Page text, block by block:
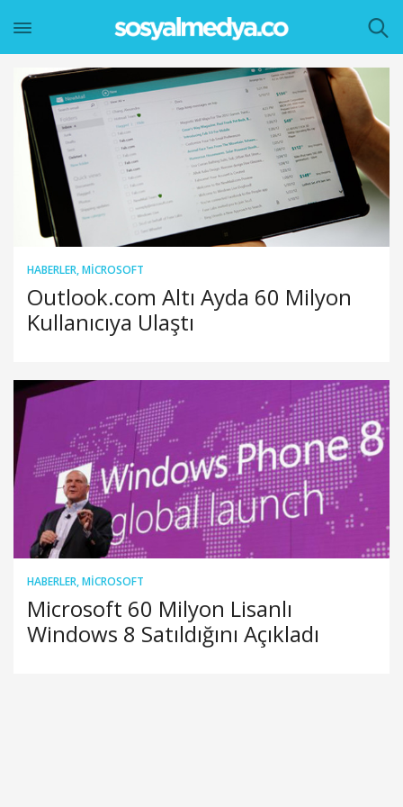
HABERLER,MICROSOFT
Outlook.com Altı Ayda 60 Milyon
Kullanıcıya Ulaştı
HABERLER,MICROSOFT
Microsoft 60 Milyon Lisanlı
Windows 8 Satıldığını Açıkladı